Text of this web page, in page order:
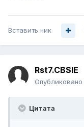
Вставить ник
Rst7.CBSIE
Опубликовано
Цитата